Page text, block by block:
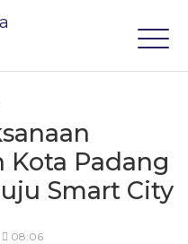
Kota Padang
Smart City
08:06